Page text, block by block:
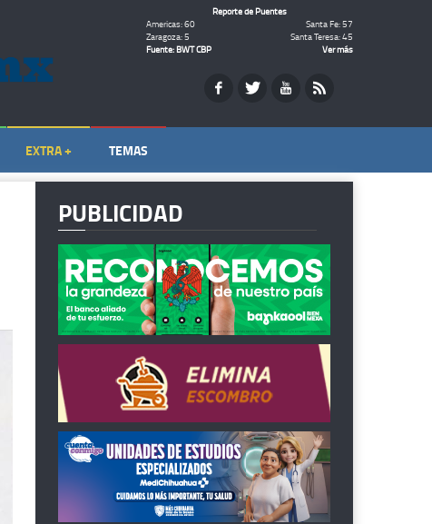
Reporte de Puentes
Americas: 60
Santa Fe: 57
Zaragoza: 5
Santa Teresa: 45
Fuente: BWT CBP
Ver más
EXTRA + TEMAS
PUBLICIDAD